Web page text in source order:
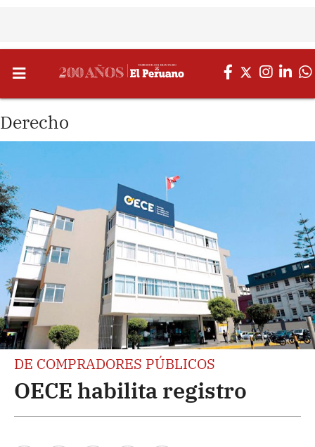
Derecho
DE COMPRADORES PÚBLICOS
OECE habilita registro